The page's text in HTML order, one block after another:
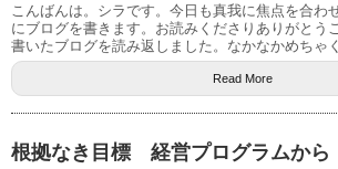
こんばんは。シラです。今日も真我に焦点を合わ
にブログを書きます。お読みくださりありがとう
書いたブログを読み返しました。なかなかめちゃ
Read More
根拠なき目標 経営プログラムから